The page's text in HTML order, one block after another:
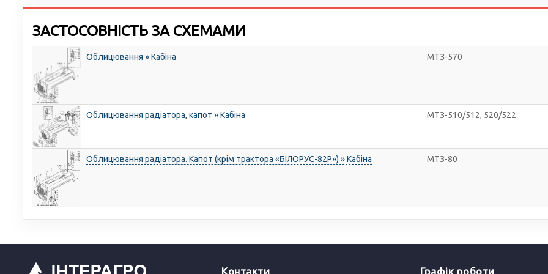
ЗАСТОСОВНІСТЬ ЗА СХЕМАМИ
Облицювання » Кабіна МТЗ-570
Облицювання радіатора, капот » Кабіна МТЗ-510/512, 520/522
Облицювання радіатора. Капот (крім трактора «БІЛОРУС-82Р») » Кабіна МТЗ-80
Контакти Графік роботи